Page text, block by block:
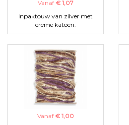
Vanaf € 1,07
Inpaktouw van zilver met
creme katoen.
Vanaf € 1,00